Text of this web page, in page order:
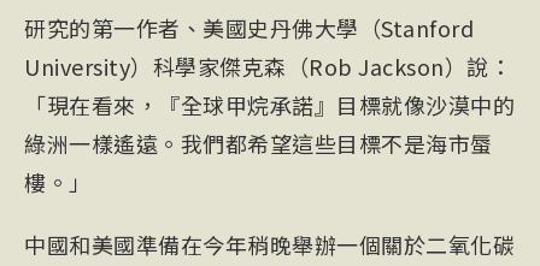
研究的第一作者、美國史丹佛大學（Stanford
University）科學家傑克森（Rob Jackson）說：
「現在看來，『全球甲烷承諾』目標就像沙漠中的
綠洲一樣遙遠。我們都希望這些目標不是海市蜃
樓。」
中國和美國準備在今年稍晚舉辦一個關於二氧化碳